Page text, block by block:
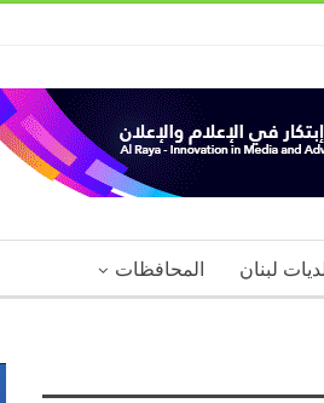
لبنان المحافظات